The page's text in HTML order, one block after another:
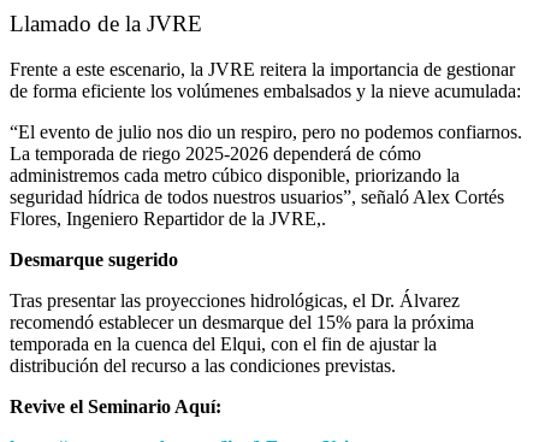
Llamado de la JVRE
Frente a este escenario, la JVRE reitera la importancia de gestionar
de forma eficiente los volúmenes embalsados y la nieve acumulada:
“El evento de julio nos dio un respiro, pero no podemos confiarnos.
La temporada de riego 2025-2026 dependerá de cómo
administremos cada metro cúbico disponible, priorizando la
seguridad hídrica de todos nuestros usuarios”, señaló Alex Cortés
Flores, Ingeniero Repartidor de la JVRE,.
Desmarque sugerido
Tras presentar las proyecciones hidrológicas, el Dr. Álvarez
recomendó establecer un desmarque del 15% para la próxima
temporada en la cuenca del Elqui, con el fin de ajustar la
distribución del recurso a las condiciones previstas.
Revive el Seminario Aquí: